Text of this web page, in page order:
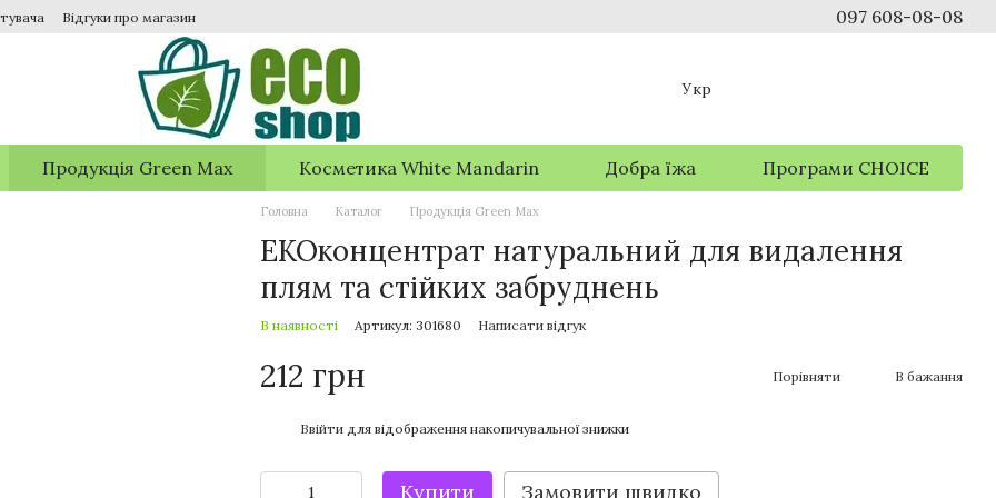
Відгуки про магазин 097 608-08-08
Укр
Продукція Green Max Косметика White Mandarin Добра їжа Програми CHOICE
Головна Каталог Продукція Green Max
EКОконцентрат натуральний для видалення
плям та стійких забруднень
В наявності Артикул: 301680 Написати відгук
212 грн Порівняти В бажання
Ввійти для відображення накопичувальної знижки
Купити Замовити швидко